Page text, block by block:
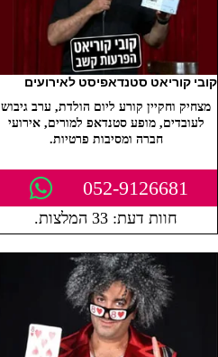
קובי קוריאט סטנדאפיסט לאירועים
מצחיק וחקיין קורע ליום הולדת, ערב גיבוש
לעובדים, מופע סטנדאפ למורים, אירועי
חברה ומסיבות פרטיות.
052-9126681
חוות דעת: 33 המלצות.